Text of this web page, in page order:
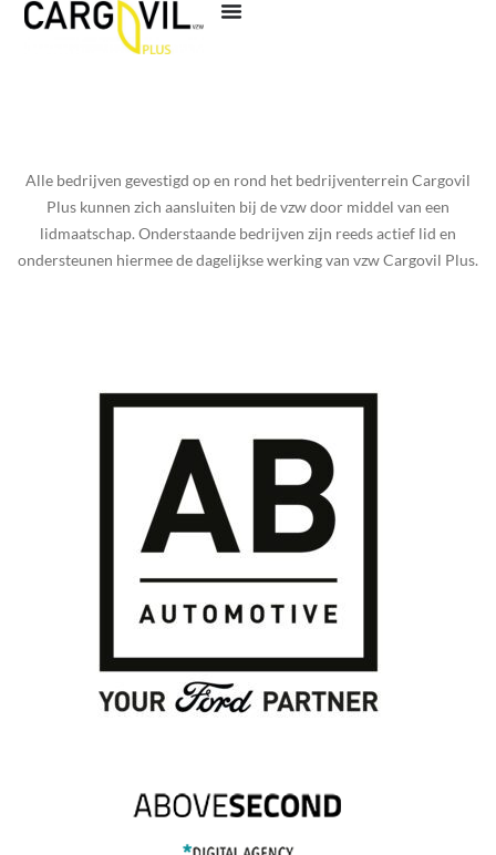
Alle bedrijven gevestigd op en rond het bedrijventerrein Cargovil
Plus kunnen zich aansluiten bij de vzw door middel van een
lidmaatschap. Onderstaande bedrijven zijn reeds actief lid en
ondersteunen hiermee de dagelijkse werking van vzw Cargovil Plus.